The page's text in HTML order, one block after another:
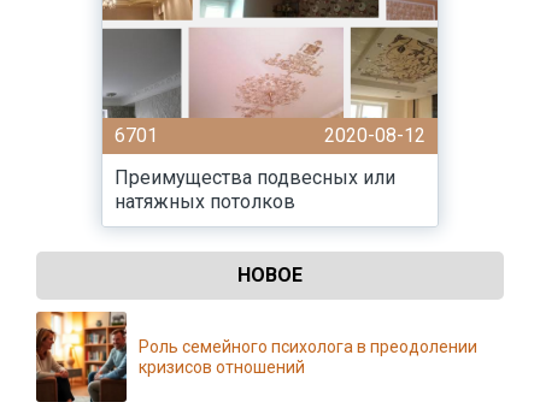
6701
2020-08-12
Преимущества подвесных или
натяжных потолков
НОВОЕ
Роль семейного психолога в преодолении
кризисов отношений